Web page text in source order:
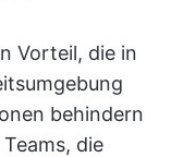
Vorteil, die in
behindern
die